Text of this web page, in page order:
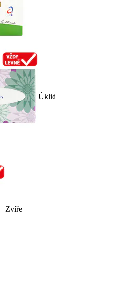
Úklid
Zvíře